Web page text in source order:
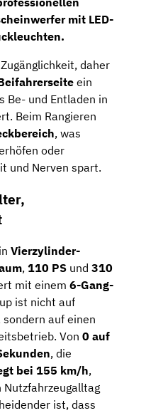
mit LED-
.
daher
ein
Be- und Entladen in
Beim Rangieren
, was
oder
und Nerven spart.
Vierzylinder-
, 110 PS und 310
mit einem 6-Gang-
ist nicht auf
auf einen
Von 0 auf
, die
bei 155 km/h,
ist, dass